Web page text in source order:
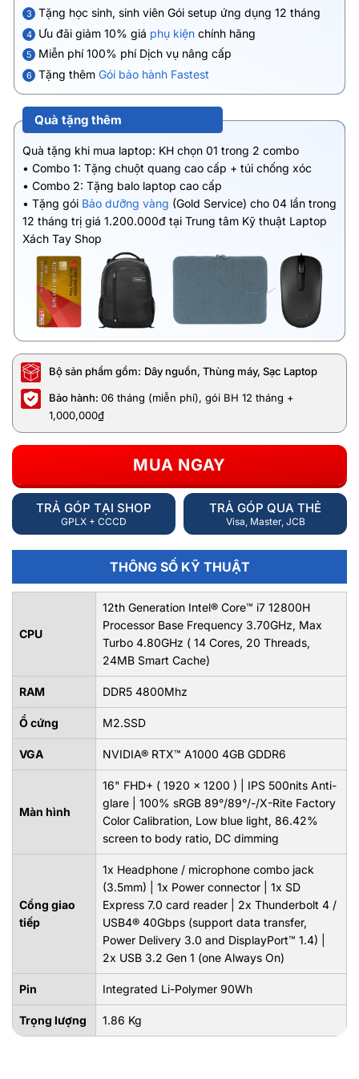
3 Tặng học sinh, sinh viên Gói setup ứng dụng 12 tháng
4 Ưu đãi giảm 10% giá phụ kiện chính hãng
5 Miễn phí 100% phí Dịch vụ nâng cấp
6 Tặng thêm Gói bảo hành Fastest
Quà tặng thêm
Quà tặng khi mua laptop: KH chọn 01 trong 2 combo
• Combo 1: Tặng chuột quang cao cấp + túi chống xóc
• Combo 2: Tặng balo laptop cao cấp
• Tặng gói Bảo dưỡng vàng (Gold Service) cho 04 lần trong
12 tháng trị giá 1.200.000đ tại Trung tâm Kỹ thuật Laptop
Xách Tay Shop
Bộ sản phẩm gồm: Dây nguồn, Thùng máy, Sạc Laptop
Bảo hành: 06 tháng (miễn phí), gói BH 12 tháng +
1,000,000₫
MUA NGAY
TRẢ GÓP TẠI SHOP
GPLX + CCCD
TRẢ GÓP QUA THẺ
Visa, Master, JCB
THÔNG SỐ KỸ THUẬT
CPU
12th Generation Intel® Core™ i7 12800H
Processor Base Frequency 3.70GHz, Max
Turbo 4.80GHz ( 14 Cores, 20 Threads,
24MB Smart Cache)
RAM DDR5 4800Mhz
Ổ cứng M2.SSD
VGA NVIDIA® RTX™ A1000 4GB GDDR6
Màn hình
16" FHD+ ( 1920 x 1200 ) | IPS 500nits Anti-
glare | 100% sRGB 89°/89°/-/X-Rite Factory
Color Calibration, Low blue light, 86.42%
screen to body ratio, DC dimming
Cổng giao
tiếp
1x Headphone / microphone combo jack
(3.5mm) | 1x Power connector | 1x SD
Express 7.0 card reader | 2x Thunderbolt 4 /
USB4® 40Gbps (support data transfer,
Power Delivery 3.0 and DisplayPort™ 1.4) |
2x USB 3.2 Gen 1 (one Always On)
Pin Integrated Li-Polymer 90Wh
Trọng lượng 1.86 Kg